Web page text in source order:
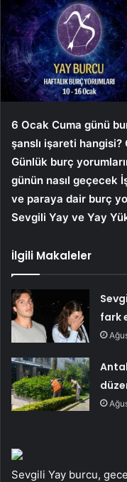
6 Ocak Cuma günü
şanslı işareti hangisi?
Günlük burç
günün nasıl geçecek
ve paraya dair burç
Sevgili Yay ve Yay
İlgili Makaleler
fark
Sevgili Yay burcu,